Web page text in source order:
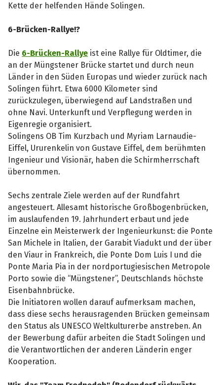
Kette der helfenden Hände Solingen.
6-Brücken-Rallye!?
Die 6-Brücken-Rallye ist eine Rallye für Oldtimer, die
an der Müngstener Brücke startet und durch neun
Länder in den Süden Europas und wieder zurück nach
Solingen führt. Etwa 6000 Kilometer sind
zurückzulegen, überwiegend auf Landstraßen und
ohne Navi. Unterkunft und Verpflegung werden in
Eigenregie organisiert.
Solingens OB Tim Kurzbach und Myriam Larnaudie-
Eiffel, Ururenkelin von Gustave Eiffel, dem berühmten
Ingenieur und Visionär, haben die Schirmherrschaft
übernommen.
Sechs zentrale Ziele werden auf der Rundfahrt
angesteuert. Allesamt historische Großbogenbrücken,
im auslaufenden 19. Jahrhundert erbaut und jede
Einzelne ein Meisterwerk der Ingenieurkunst: die Ponte
San Michele in Italien, der Garabit Viadukt und der über
den Viaur in Frankreich, die Ponte Dom Luis I und die
Ponte Maria Pia in der nordportugiesischen Metropole
Porto sowie die “Müngstener”, Deutschlands höchste
Eisenbahnbrücke.
Die Initiatoren wollen darauf aufmerksam machen,
dass diese sechs herausragenden Brücken gemeinsam
den Status als UNESCO Weltkulturerbe anstreben. An
der Bewerbung dafür arbeiten die Stadt Solingen und
die Verantwortlichen der anderen Länderin enger
Kooperation.